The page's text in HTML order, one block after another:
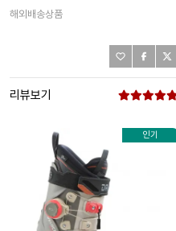
해외배송상품
리뷰보기
인기